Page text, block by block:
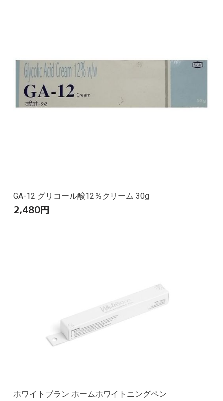
GA-12 グリコール酸12％クリーム 30g
2,480円
ホワイトブラン ホームホワイトニングペン